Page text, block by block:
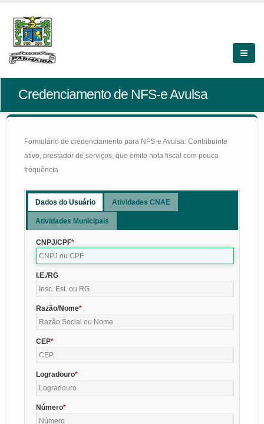
Credenciamento de NFS-e Avulsa
Formulário de credenciamento para NFS-e Avulsa: Contribuinte
ativo, prestador de serviços, que emite nota fiscal com pouca
frequência
Dados do Usuário Atividades CNAE
Atividades Municipais
CNPJ/CPF
I.E./RG
Razão/Nome
CEP
Logradouro
Número